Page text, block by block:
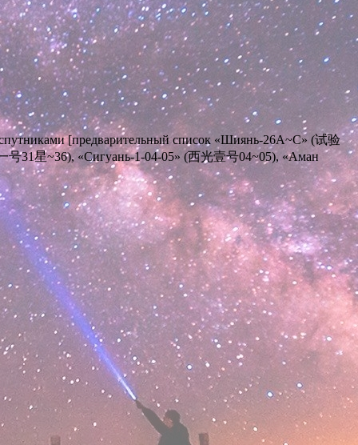
[предварительный список «Шиянь-26А~С» (试验
31星~36), «Сигуань-1-04-05» (西光壹号04~05), «Аман